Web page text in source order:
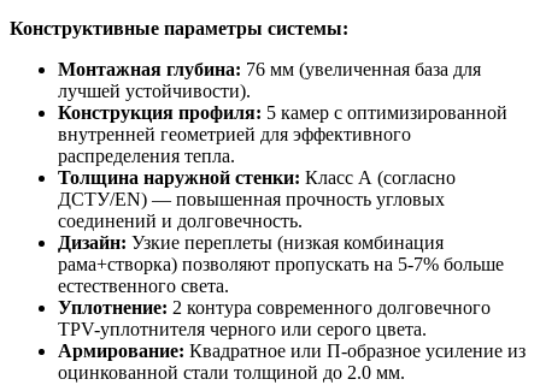
Конструктивные параметры системы:
Монтажная глубина: 76 мм (увеличенная база для
лучшей устойчивости).
Конструкция профиля: 5 камер с оптимизированной
внутренней геометрией для эффективного
распределения тепла.
Толщина наружной стенки: Класс А (согласно
ДСТУ/EN) — повышенная прочность угловых
соединений и долговечность.
Дизайн: Узкие переплеты (низкая комбинация
рама+створка) позволяют пропускать на 5-7% больше
естественного света.
Уплотнение: 2 контура современного долговечного
TPV-уплотнителя черного или серого цвета.
Армирование: Квадратное или П-образное усиление из
оцинкованной стали толщиной до 2.0 мм.